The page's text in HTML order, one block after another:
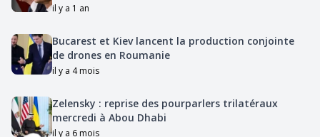
il y a 1 an
Bucarest et Kiev lancent la production conjointe
de drones en Roumanie
il y a 4 mois
Zelensky : reprise des pourparlers trilatéraux
mercredi à Abou Dhabi
il y a 6 mois